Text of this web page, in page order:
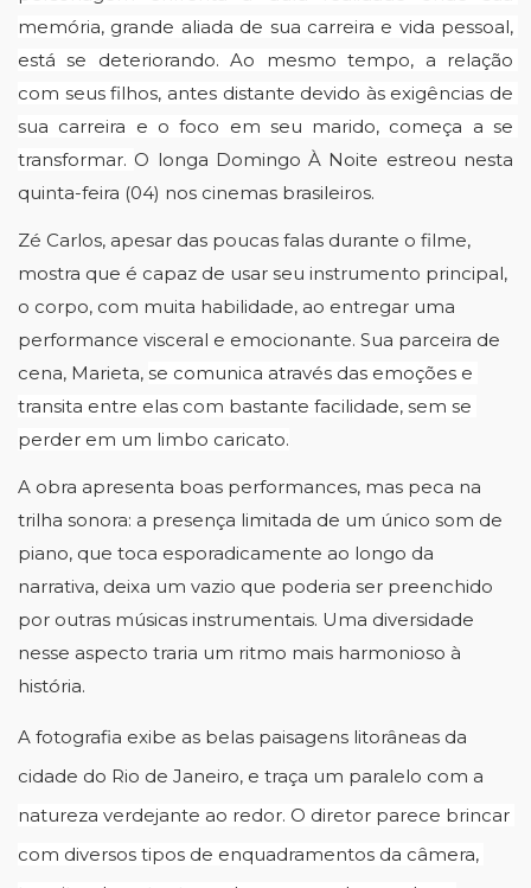
memória, grande aliada de sua carreira e vida pessoal,
está se deteriorando. Ao mesmo tempo, a relação
com seus filhos, antes distante devido às exigências de
sua carreira e o foco em seu marido, começa a se
transformar. O longa Domingo À Noite estreou nesta
quinta-feira (04) nos cinemas brasileiros.
Zé Carlos, apesar das poucas falas durante o filme,
mostra que é capaz de usar seu instrumento principal,
o corpo, com muita habilidade, ao entregar uma
performance visceral e emocionante. Sua parceira de
cena, Marieta, se comunica através das emoções e
transita entre elas com bastante facilidade, sem se
perder em um limbo caricato.
A obra apresenta boas performances, mas peca na
trilha sonora: a presença limitada de um único som de
piano, que toca esporadicamente ao longo da
narrativa, deixa um vazio que poderia ser preenchido
por outras músicas instrumentais. Uma diversidade
nesse aspecto traria um ritmo mais harmonioso à
história.
A fotografia exibe as belas paisagens litorâneas da
natureza verdejante ao redor. O diretor parece brincar
com diversos tipos de enquadramentos da câmera,